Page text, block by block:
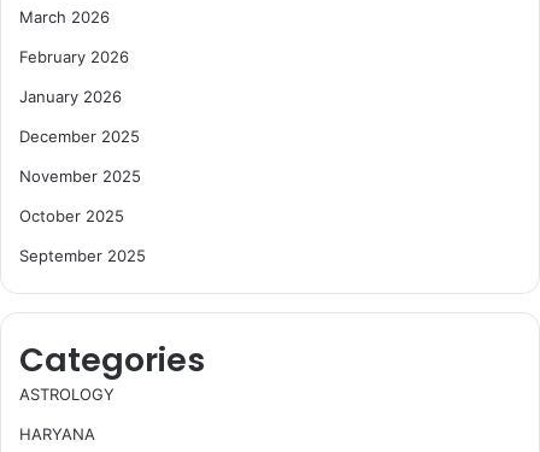
March 2026
February 2026
January 2026
December 2025
November 2025
October 2025
September 2025
Categories
ASTROLOGY
HARYANA